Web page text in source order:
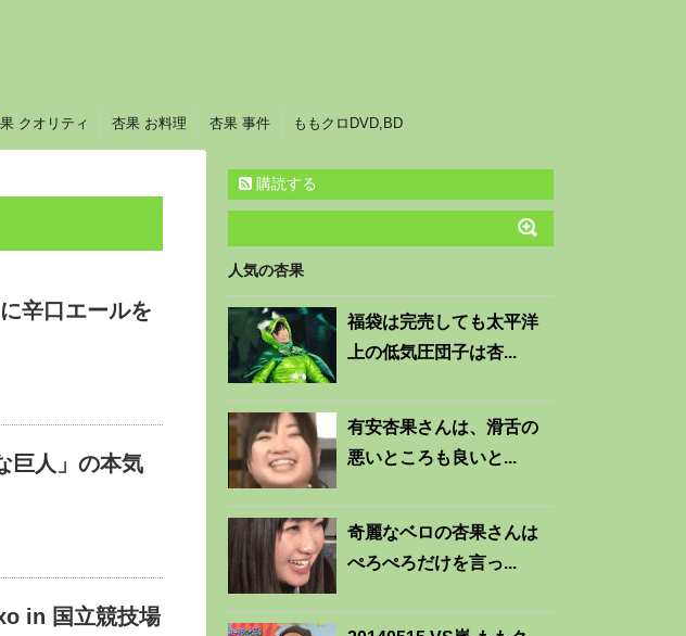
クオリティ 杏果 お料理 杏果 事件 ももクロDVD,BD
辛口エールを
人」の本気
in 国立競技場
購読する
人気の杏果
福袋は完売しても太平洋
上の低気圧団子は杏...
有安杏果さんは、滑舌の
悪いところも良いと...
奇麗なベロの杏果さんは
ぺろぺろだけを言っ...